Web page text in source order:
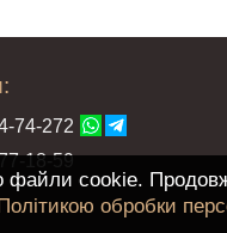
74-272
7-18-59
файли cookie.
обробки